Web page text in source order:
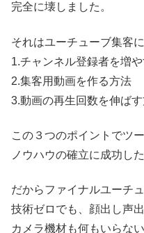
完全に壊しました。
それはユーチューブ集客
1.チャンネル登録者を増や
2.集客用動画を作る方法
3.動画の再生回数を伸ば
この３つのポイントでツ
ノウハウの確立に成功し
だからファイナルユーチ
技術ゼロでも、顔出し声
カメラ機材も何もいらな